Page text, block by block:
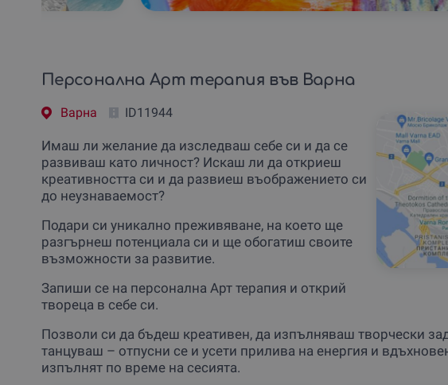
Персонална Арт терапия във Варна
Варна ID11944
Имаш ли желание да изследваш себе си и да се
развиваш като личност? Искаш ли да откриеш
креативността си и да развиеш въображението си
до неузнаваемост?
Подари си уникално преживяване, на което ще
разгърнеш потенциала си и ще обогатиш своите
възможности за развитие.
Запиши се на персонална Арт терапия и открий
твореца в себе си.
Позволи си да бъдеш креативен, да изпълняваш творчески
танцуваш – отпусни се и усети прилива на енергия и
изпълнят по време на сесията.